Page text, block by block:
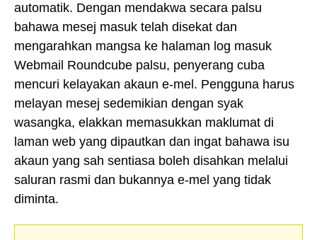
automatik. Dengan mendakwa secara palsu
bahawa mesej masuk telah disekat dan
mengarahkan mangsa ke halaman log masuk
Webmail Roundcube palsu, penyerang cuba
mencuri kelayakan akaun e-mel. Pengguna harus
melayan mesej sedemikian dengan syak
wasangka, elakkan memasukkan maklumat di
laman web yang dipautkan dan ingat bahawa isu
akaun yang sah sentiasa boleh disahkan melalui
saluran rasmi dan bukannya e-mel yang tidak
diminta.